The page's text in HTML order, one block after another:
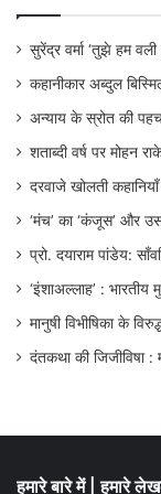
या सियासत
सुरेंद्र वर्मा ‘तुझे हम
कहानीकार अब्दुल
अन्याय के स्रोत की
शताब्दी वर्ष पर मोहन
दरवाजे खोलती कहानियाँ
‘मंच’ का ‘कंजूस’ और
प्रो. दयाराम पांडेय:
‘इंशाअल्लाह’ : भारतीय
मानुषी विभीषिका के
दंतकथा की जिजीविषा :
हमारे बारे में हमारे